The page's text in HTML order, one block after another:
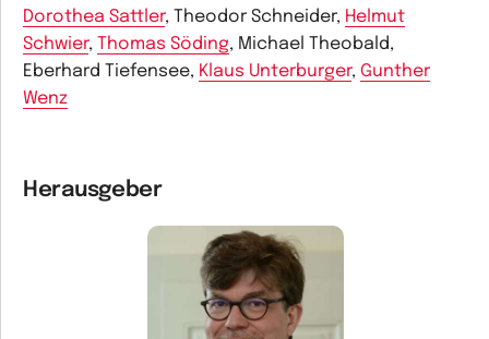
Dorothea Sattler, Theodor Schneider, Helmut
Schwier, Thomas Söding, Michael Theobald,
Eberhard Tiefensee, Klaus Unterburger, Gunther
Wenz
Herausgeber